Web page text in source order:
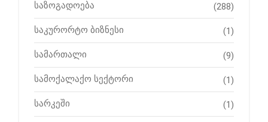
საზოგადოება (288)
საკურორტო ბიზნესი (1)
სამართალი (9)
სამოქალაქო სექტორი (1)
სარკეში (1)